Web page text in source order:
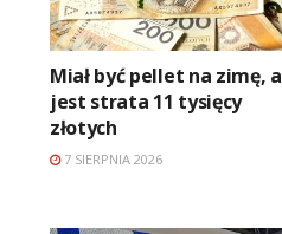
Miał być pellet na zimę, a
jest strata 11 tysięcy
złotych
7 SIERPNIA 2026